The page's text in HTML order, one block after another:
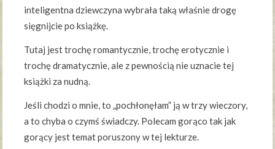
inteligentna dziewczyna wybrała taką właśnie drogę
sięgnijcie po książkę.
Tutaj jest trochę romantycznie, trochę erotycznie i
trochę dramatycznie, ale z pewnością nie uznacie tej
książki za nudną.
Jeśli chodzi o mnie, to „pochłonęłam” ją w trzy wieczory,
a to chyba o czymś świadczy. Polecam gorąco tak jak
gorący jest temat poruszony w tej lekturze.